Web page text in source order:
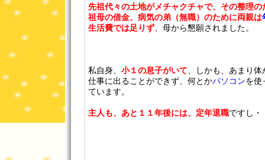
先祖代々の土地がメチャクチャで、その整理の
祖母の借金、病気の弟（無職）のために両親は
生活費では足りず、母から懇願されました。
私自身、 小１の息子がいて、しかも、あまり
仕事に出ることができず、何とかパソコンを使
ています。
主人も、あと１１年後には、定年退職ですし・